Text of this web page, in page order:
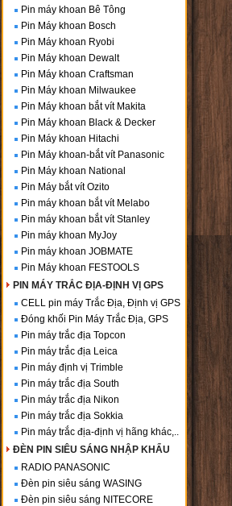
Pin máy khoan Bê Tông
Pin Máy khoan Bosch
Pin Máy khoan Ryobi
Pin Máy khoan Dewalt
Pin Máy khoan Craftsman
Pin Máy khoan Milwaukee
Pin Máy khoan bắt vít Makita
Pin Máy khoan Black & Decker
Pin Máy khoan Hitachi
Pin Máy khoan-bắt vít Panasonic
Pin Máy khoan National
Pin Máy bắt vít Ozito
Pin máy khoan bắt vít Melabo
Pin máy khoan bắt vít Stanley
Pin máy khoan MyJoy
Pin máy khoan JOBMATE
Pin Máy khoan FESTOOLS
PIN MÁY TRẮC ĐỊA-ĐỊNH VỊ GPS
CELL pin máy Trắc Địa, Định vị GPS
Đóng khối Pin Máy Trắc Địa, GPS
Pin máy trắc địa Topcon
Pin máy trắc địa Leica
Pin máy định vị Trimble
Pin máy trắc địa South
Pin máy trắc địa Nikon
Pin máy trắc địa Sokkia
Pin máy trắc địa-định vị hãng khác,..
ĐÈN PIN SIÊU SÁNG NHẬP KHẨU
RADIO PANASONIC
Đèn pin siêu sáng WASING
Đèn pin siêu sáng NITECORE